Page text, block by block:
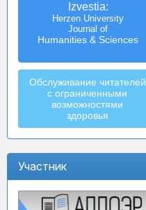
Izvestia:
Herzen University
Journal of
Humanities & Sciences
Обслуживание читателей
с ограниченными
возможностями
здоровья
Участник